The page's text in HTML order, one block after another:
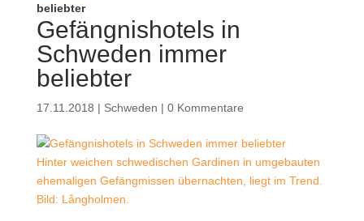
beliebter
Gefängnishotels in
Schweden immer
beliebter
17.11.2018 | Schweden | 0 Kommentare
Hinter weichen schwedischen Gardinen in umgebauten
ehemaligen Gefängmissen übernachten, liegt im Trend.
Bild: Långholmen.